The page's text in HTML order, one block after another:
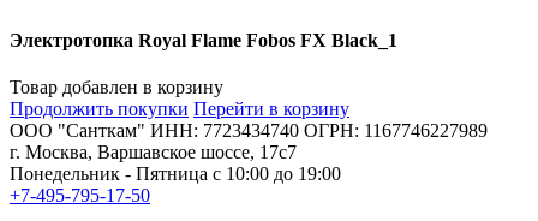
Электротопка Royal Flame Fobos FX Black_1
Товар добавлен в корзину
Продолжить покупки Перейти в корзину
ООО "Санткам" ИНН: 7723434740 ОГРН: 1167746227989
г. Москва, Варшавское шоссе, 17с7
Понедельник - Пятница с 10:00 до 19:00
+7-495-795-17-50